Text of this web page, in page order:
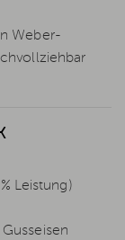
Weber-
Leistung)